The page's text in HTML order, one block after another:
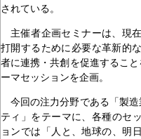
されている。
主催者企画セミナーは、現
打開するために必要な革新的
者に連携・共創を促進するこ
ーマセッションを企画。
今回の注力分野である「製造
ティ」をテーマに、各種のセ
ョンでは「人と、地球の、明